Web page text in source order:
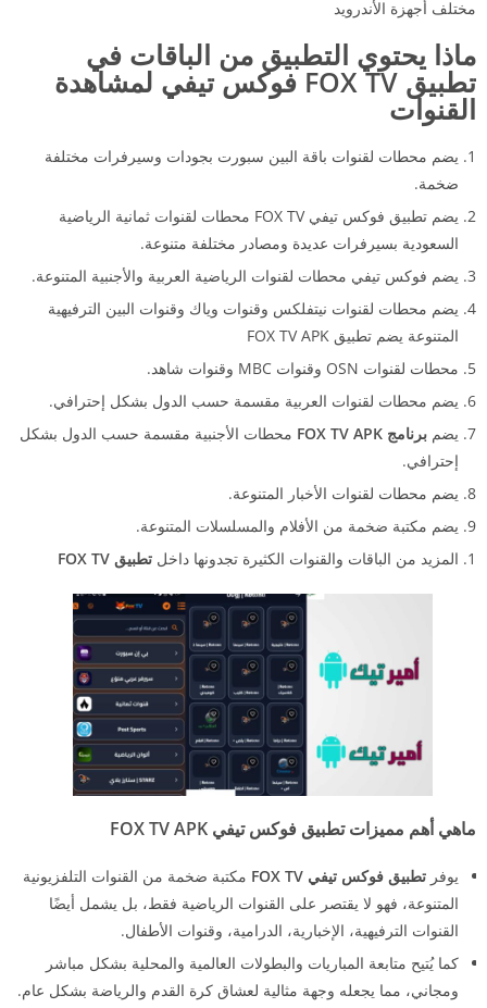
مختلف أجهزة الأندرويد
ماذا يحتوي التطبيق من الباقات في
تطبيق FOX TV فوكس تيفي لمشاهدة
القنوات
يضم محطات لقنوات باقة البين سبورت بجودات وسيرفرات مختلفة
ضخمة.
يضم تطبيق فوكس تيفي FOX TV محطات لقنوات ثمانية الرياضية
السعودية بسيرفرات عديدة ومصادر مختلفة متنوعة.
يضم فوكس تيفي محطات لقنوات الرياضية العربية والأجنبية المتنوعة.
يضم محطات لقنوات نيتفلكس وقنوات وياك وقنوات البين الترفيهية
المتنوعة يضم تطبيق FOX TV APK
محطات لقنوات OSN وقنوات MBC وقنوات شاهد.
يضم محطات لقنوات العربية مقسمة حسب الدول بشكل إحترافي.
يضم برنامج FOX TV APK
محطات الأجنبية مقسمة حسب الدول بشكل
إحترافي.
يضم محطات لقنوات الأخبار المتنوعة.
يضم مكتبة ضخمة من الأفلام والمسلسلات المتنوعة.
المزيد من الباقات والقنوات الكثيرة تجدونها داخل تطبيق FOX TV
ماهي أهم مميزات تطبيق فوكس تيفي FOX TV APK
يوفر تطبيق فوكس تيفي FOX TV
مكتبة ضخمة من القنوات التلفزيونية
المتنوعة، فهو لا يقتصر على القنوات الرياضية فقط، بل يشمل أيضًا
القنوات الترفيهية، الإخبارية، الدرامية، وقنوات الأطفال.
كما يُتيح متابعة المباريات والبطولات العالمية والمحلية بشكل مباشر
ومجاني، مما يجعله وجهة مثالية لعشاق كرة القدم والرياضة بشكل عام.